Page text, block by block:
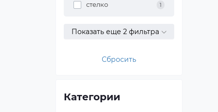
стелко 1
Показать еще 2 фильтра
Сбросить
Категории